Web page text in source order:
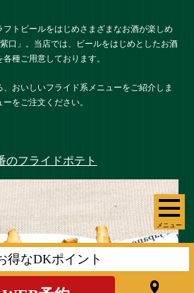
メニュー
フトビールをはじめさまざまなお酒が楽しめ
口」。当店では、ビールをはじめとしたお酒
種ご用意しております。
おいしいフライド系メニューをご紹介しま
をご注文ください。
のフライドポテト
得なDKポイント